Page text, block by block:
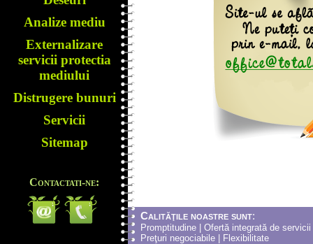
Contactati-ne:
Analize mediu
Externalizare
servicii protectia
mediului
Distrugere bunuri
Servicii
Sitemap
Calităţile noastre sunt:
Promptitudine | Ofertă integrată de
Preţuri negociabile | Flexibilitate